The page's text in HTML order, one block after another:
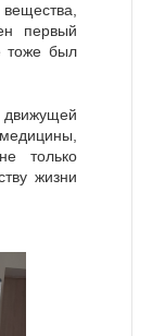
первый
тоже был
только
жизни